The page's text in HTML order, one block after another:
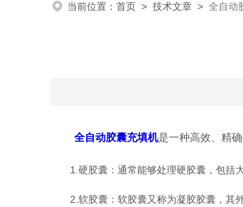
当前位置： 首页 > 技术文章 > 全自动
全自动胶囊充填机是一种高效、精
1.硬胶囊：通常能够处理硬胶囊，包括大
2.软胶囊：软胶囊又称为凝胶胶囊，其外